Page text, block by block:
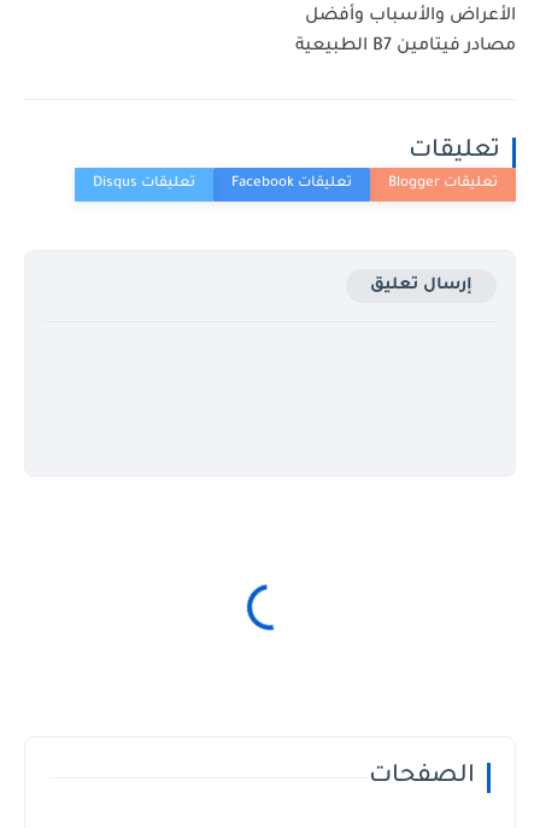
الأعراض والأسباب وأفضل
مصادر فيتامين B7 الطبيعية
تعليقات
إرسال تعليق
الصفحات